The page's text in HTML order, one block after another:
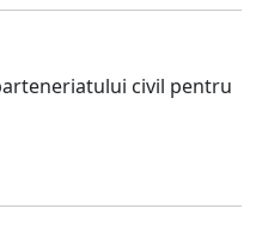
civil pentru